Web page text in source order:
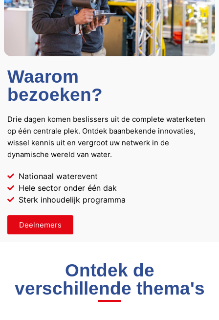
Waarom
bezoeken?
Drie dagen komen beslissers uit de complete waterketen
op één centrale plek. Ontdek baanbekende innovaties,
wissel kennis uit en vergroot uw netwerk in de
dynamische wereld van water.
Nationaal waterevent
Hele sector onder één dak
Sterk inhoudelijk programma
Deelnemers
Ontdek de
verschillende thema's